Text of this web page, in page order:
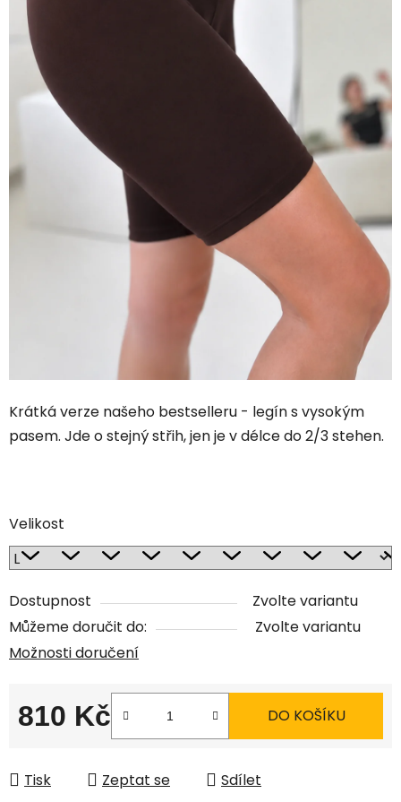
Krátká verze našeho bestselleru - legín s vysokým
pasem. Jde o stejný střih, jen je v délce do 2/3 stehen.
Velikost
Dostupnost
Zvolte variantu
Můžeme doručit do:
Zvolte variantu
Možnosti doručení
810 Kč DO KOŠÍKU
Tisk Zeptat se Sdílet